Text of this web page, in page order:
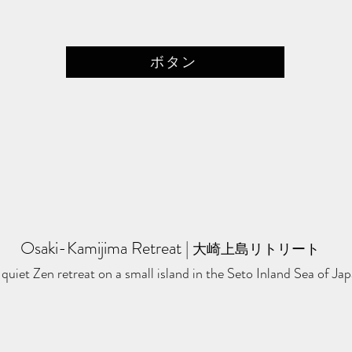
ボタン
Osaki-Kamijima Retreat​ | ​ 大崎上島リトリート
Zen retreat on a small island in the Seto Inland Sea of